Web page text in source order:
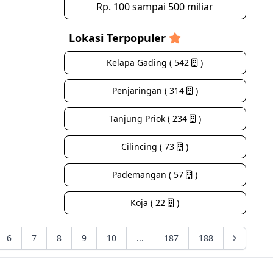
Rp. 100 sampai 500 miliar
Lokasi Terpopuler
Kelapa Gading ( 542 )
Penjaringan ( 314 )
Tanjung Priok ( 234 )
Cilincing ( 73 )
Pademangan ( 57 )
Koja ( 22 )
6 7 8 9 10 ... 187 188